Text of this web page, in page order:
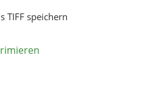
TIFF speichern